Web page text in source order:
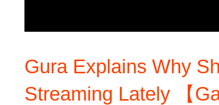
Gura Explains Why
Streaming Lately 【